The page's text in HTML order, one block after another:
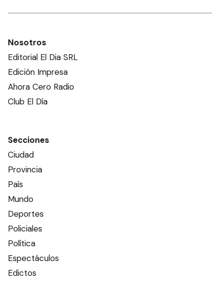
Nosotros
Editorial El Dia SRL
Edición Impresa
Ahora Cero Radio
Club El Día
Secciones
Ciudad
Provincia
País
Mundo
Deportes
Policiales
Política
Espectáculos
Edictos